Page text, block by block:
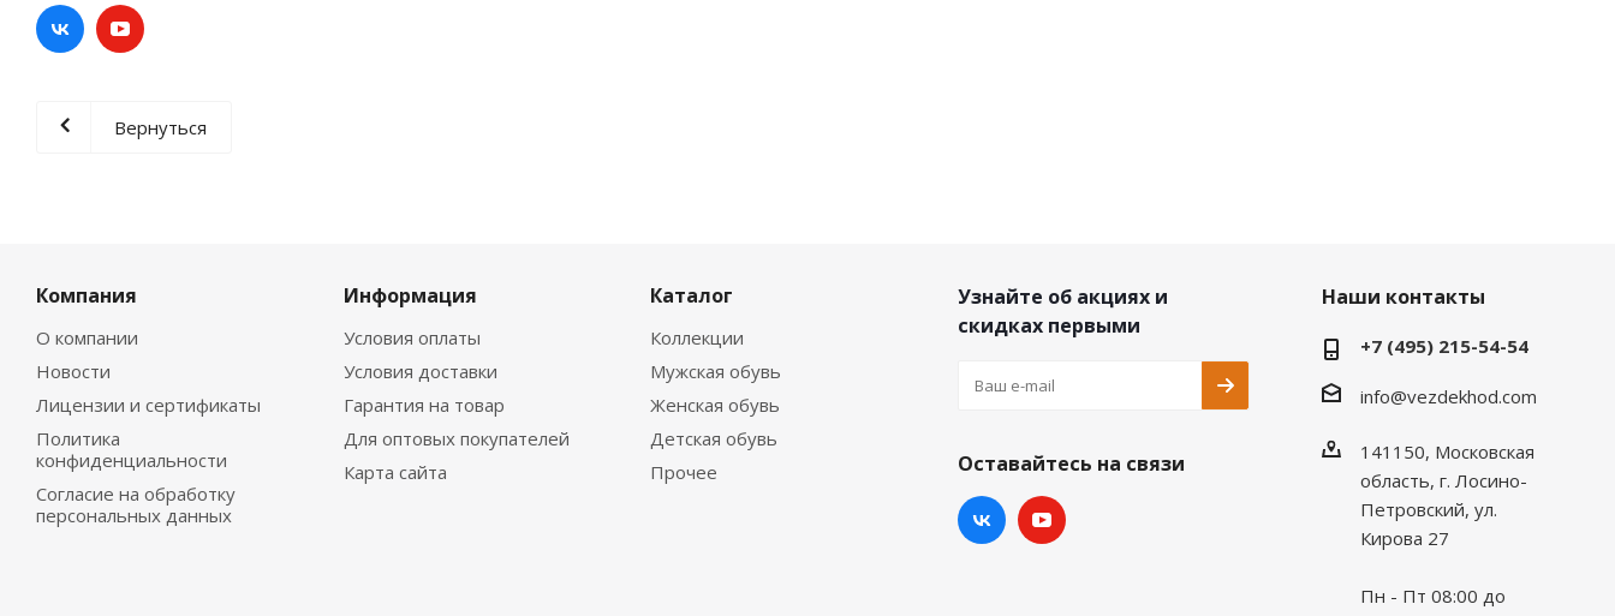
Вернуться
Компания
О компании
Новости
Лицензии и сертификаты
Политика
конфиденциальности
Согласие на обработку
персональных данных
Информация
Условия оплаты
Условия доставки
Гарантия на товар
Для оптовых покупателей
Карта сайта
Каталог
Коллекции
Мужская обувь
Женская обувь
Детская обувь
Прочее
Узнайте об акциях и
скидках первыми
Оставайтесь на связи
Наши контакты
+7 (495) 215-54-54
info@vezdekhod.com
141150, Московская
область, г. Лосино-
Петровский, ул.
Кирова 27
Пн - Пт 08:00 до